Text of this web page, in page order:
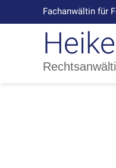
Fachanwältin für